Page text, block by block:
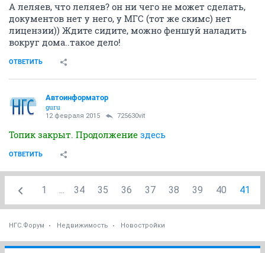
А леляев, что леляев? он ни чего не может сделать,
документов нет у него, у МГС (тот же скимс) нет
лицензии)) Ждите сидите, можно феншуй наладить
вокруг дома..такое дело!
ОТВЕТИТЬ
Автоинформатор
guru
12 февраля 2015 725630vit
Топик закрыт. Продолжение здесь
ОТВЕТИТЬ
1 ... 34 35 36 37 38 39 40 41
НГС.Форум Недвижимость Новостройки